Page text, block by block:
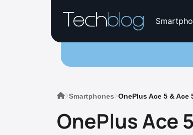
Smartphones OnePlus Ace 5 & Ace
OnePlus Ace